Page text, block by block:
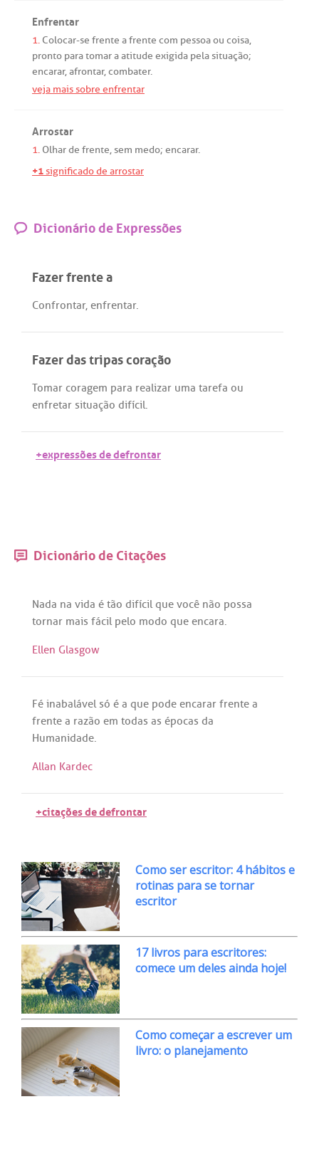
Enfrentar
1. Colocar-se frente afrente com pessoaou coisa,
pronto paratomaraatitude exigida pelasituação;
encarar,afrontar,combater.
veja mais sobre enfrentar
Arrostar
1. Olharde frente,sem medo; encarar.
+1significado de arrostar
Dicionário de Expressões
Fazer frente a
Confrontar, enfrentar.
Fazer das tripas coração
Tomar coragem para realizar uma tarefa ou
enfretar situação difícil.
+expressões de defrontar
Dicionário de Citações
Nada na vida é tão difícil que você não possa
tornar mais fácil pelo modo que encara.
Ellen Glasgow
Fé inabalável só é a que pode encarar frente a
frente a razão em todas as épocas da
Humanidade.
Allan Kardec
+citações de defrontar
Como ser escritor: 4 hábitos e
rotinas para se tornar
escritor
17 livros para escritores:
comece um deles ainda hoje!
Como começar a escrever um
livro: o planejamento